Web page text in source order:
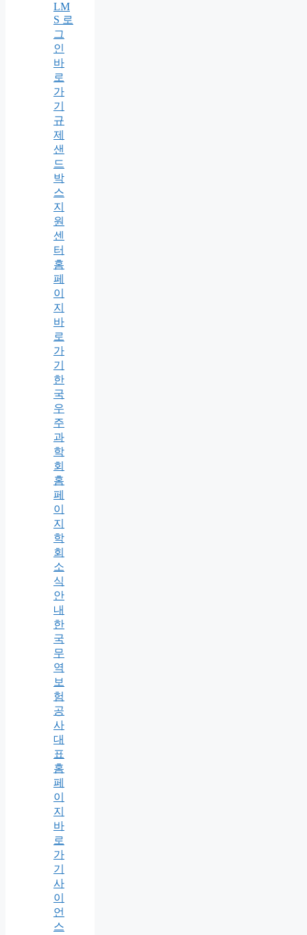
LM
S 로
그
인
바
로
가
기
규
제
샌
드
박
스
지
원
센
터
홈
페
이
지
바
로
가
기
한
국
우
주
과
학
회
홈
페
이
지
학
회
소
식
안
내
한
국
무
역
보
험
공
사
대
표
홈
페
이
지
바
로
가
기
사
이
언
스